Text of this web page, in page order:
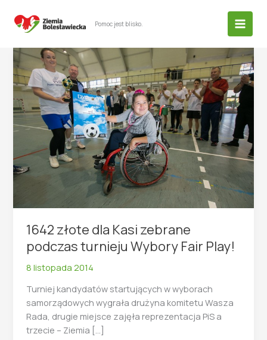
Pomoc jest blisko.
1642 złote dla Kasi zebrane
podczas turnieju Wybory Fair Play!
8 listopada 2014
Turniej kandydatów startujących w wyborach
samorządowych wygrała drużyna komitetu Wasza
Rada, drugie miejsce zajęła reprezentacja PiS a
trzecie – Ziemia […]